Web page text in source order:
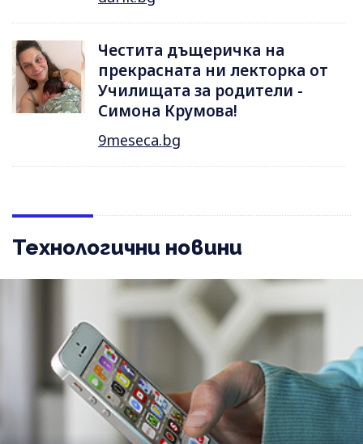
Честита дъщеричка на
прекрасната ни лекторка от
Училищата за родители -
Симона Крумова!
9meseca.bg
Технологични новини